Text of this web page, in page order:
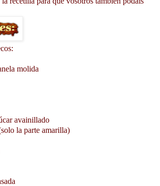
molida
avainillado
la parte amarilla)